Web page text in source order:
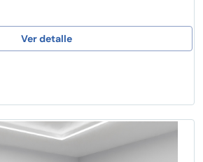
Ver detalle